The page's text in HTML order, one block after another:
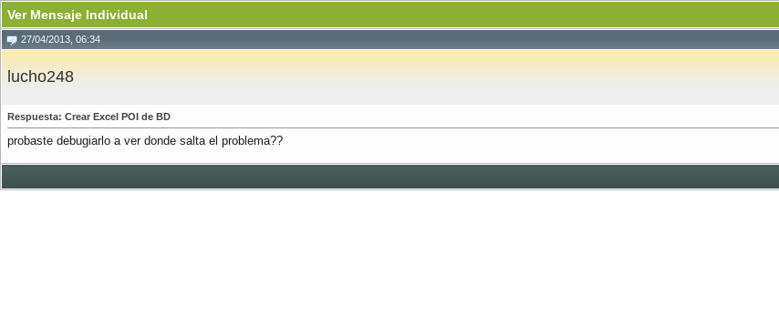
Ver Mensaje Individual
27/04/2013, 06:34
lucho248
Respuesta: Crear Excel POI de BD
probaste debugiarlo a ver donde salta el problema??